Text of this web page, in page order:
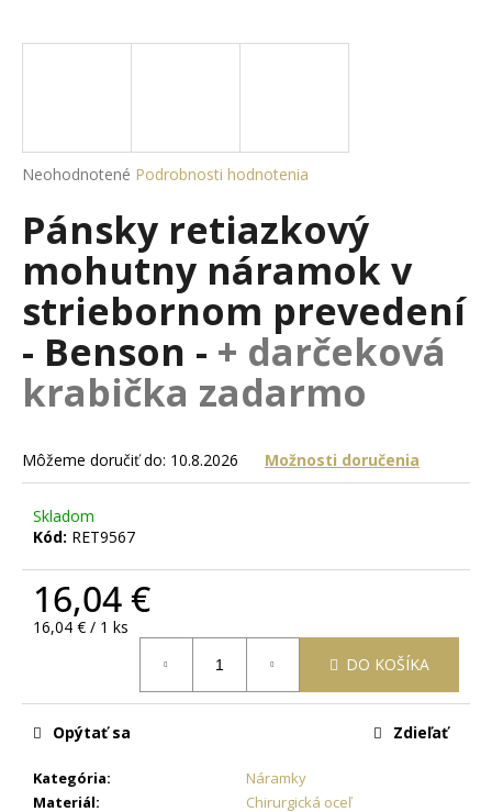
Priemerné
produktu
je
hviezdičiek.
Neohodnotené Podrobnosti hodnotenia
Pánsky retiazkový
mohutny náramok v
striebornom prevedení
- Benson - + darčeková
krabička zadarmo
Môžeme doručiť do: 10.8.2026 Možnosti doručenia
Skladom
Kód: RET9567
16,04 €
Jednotková
16,04 € / 1 ks
DO KOŠÍKA
Kategória:
Náramky
Materiál:
Chirurgická oceľ
Opýtať sa Zdieľať
j
?
HĽADAŤ
O
d
p
r
ú
a
m
e
OCEĽOVÁ
KRÍŽ
DAMIAN
TOMTO
PRODUKTE